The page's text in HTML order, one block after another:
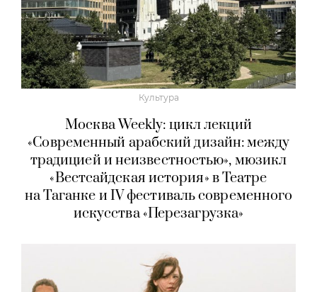
Культура
Москва Weekly: цикл лекций
«Современный арабский дизайн: между
традицией и неизвестностью», мюзикл
«Вестсайдская история» в Театре
на Таганке и IV фестиваль современного
искусства «Перезагрузка»